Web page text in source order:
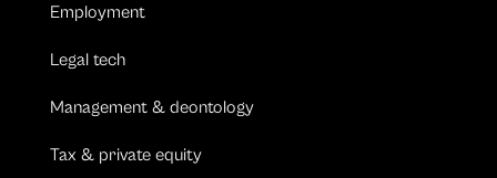
Employment
Legal tech
Management & deontology
Tax & private equity